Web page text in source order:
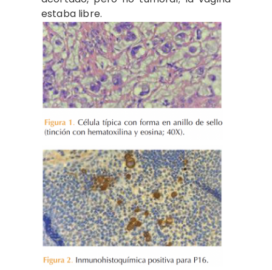
estaba libre.